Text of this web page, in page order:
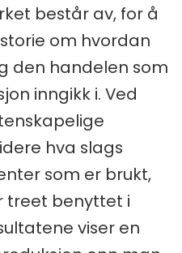
består av, for å
om hvordan
den handelen som
inngikk i. Ved
hva slags
som er brukt,
treet benyttet i
viser en